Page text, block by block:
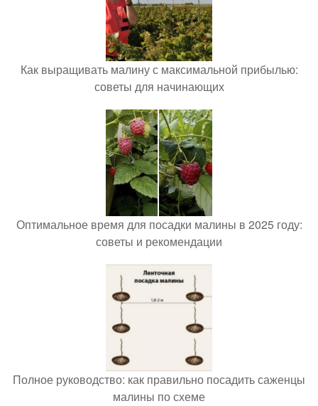
Как выращивать малину с максимальной прибылью:
советы для начинающих
Оптимальное время для посадки малины в 2025 году:
советы и рекомендации
Полное руководство: как правильно посадить саженцы
малины по схеме